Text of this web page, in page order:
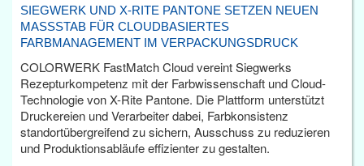
SIEGWERK UND X-RITE PANTONE SETZEN NEUEN
MASSSTAB FÜR CLOUDBASIERTES F
ARBMANAGEMENT IM VERPACKUNGSDRUCK
COLORWERK FastMatch Cloud vereint Siegwerks
Rezepturkompetenz mit der Farbwissenschaft und Cloud-
Technologie von X-Rite Pantone. Die Plattform unterstützt
Druckereien und Verarbeiter dabei, Farbkonsistenz
standortübergreifend zu sichern, Ausschuss zu reduzieren
und Produktionsabläufe effizienter zu gestalten.